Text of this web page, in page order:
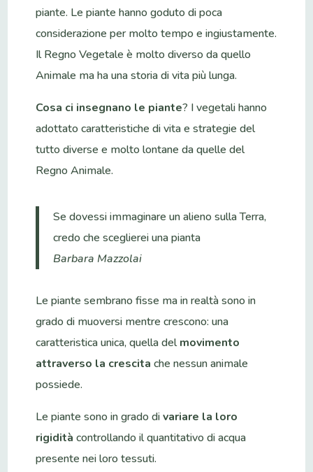
piante. Le piante hanno goduto di poca
considerazione per molto tempo e ingiustamente.
Il Regno Vegetale è molto diverso da quello
Animale ma ha una storia di vita più lunga.
Cosa ci insegnano le piante? I vegetali hanno
adottato caratteristiche di vita e strategie del
tutto diverse e molto lontane da quelle del
Regno Animale.
Se dovessi immaginare un alieno sulla Terra,
credo che sceglierei una pianta
Barbara Mazzolai
Le piante sembrano fisse ma in realtà sono in
grado di muoversi mentre crescono: una
caratteristica unica, quella delmovimento
attraverso la crescita che nessun animale
possiede.
Le piante sono in grado divariare la loro
rigidità controllando il quantitativo di acqua
presente nei loro tessuti.